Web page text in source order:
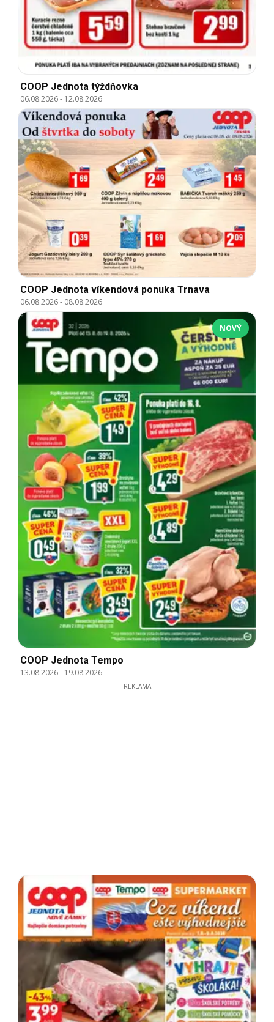
COOP Jednota týždňovka
06.08.2026- 12.08.2026
COOP Jednota víkendová ponuka Trnava
06.08.2026- 08.08.2026
NOVÝ
COOP Jednota Tempo
13.08.2026- 19.08.2026
REKLAMA